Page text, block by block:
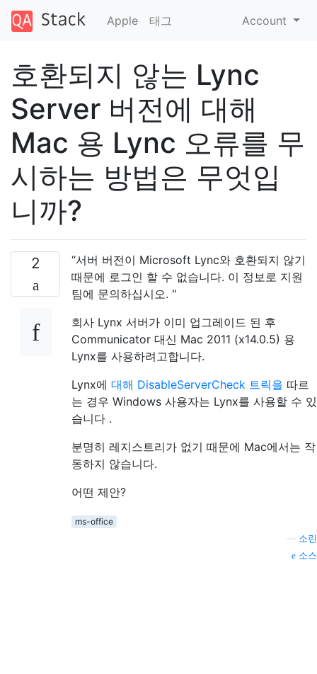
Apple 태그 Account
호환되지 않는 Lync
Server 버전에 대해
Mac 용 Lync 오류를 무
시하는 방법은 무엇입
니까?
2
“서버 버전이 Microsoft Lync와 호환되지 않기
때문에 로그인 할 수 없습니다. 이 정보로 지원
팀에 문의하십시오. "
회사 Lynx 서버가 이미 업그레이드 된 후
Communicator 대신 Mac 2011 (x14.0.5) 용
Lynx를 사용하려고합니다.
Lynx에 대해 DisableServerCheck 트릭을 따르
는 경우 Windows 사용자는 Lynx를 사용할 수 있
습니다 .
분명히 레지스트리가 없기 때문에 Mac에서는 작
동하지 않습니다.
어떤 제안?
ms-office
소린
소스